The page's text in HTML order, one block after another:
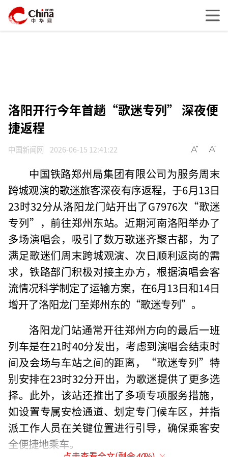
洛阳开行今年首趟“歌迷专列” 深夜便
捷返程
中国新闻网 2026-06-15 12:41:22
中国铁路郑州局集团有限公司为服务周末
跨城观演的歌迷旅客深夜有序返程，于6月13日
23时32分从洛阳龙门站开出了G7976次“歌迷
专列”，前往郑州东站。近期河南洛阳举办了
多场演唱会，吸引了数万歌迷齐聚古都，为了
满足歌迷们周末跨城观演、次日顺利返岗的需
求，铁路部门积极对接主办方，根据演唱会客
流情况科学制定了运输方案，在6月13日和14日
增开了洛阳龙门至郑州东的“歌迷专列”。
洛阳龙门站通常开往郑州方向的最后一班
列车是在21时40分发出，考虑到演唱会结束时
间及会场与车站之间的距离，“歌迷专列”特
别安排在23时32分开出，为歌迷提供了更多选
择。此外，该站还推出了多项专项服务措施，
如设置专属安检通道、划定专门候车区，并指
派工作人员在关键位置进行引导，确保乘客安
全便捷地乘车。